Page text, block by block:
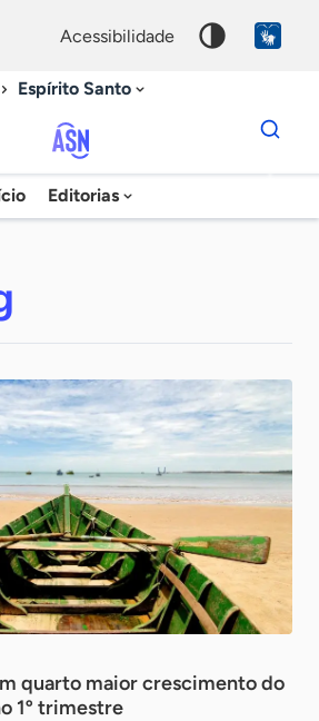
acessibilidade
Espírito Santo
Agência
Sebrae
Editorias
Dados
para
chave
quarto maior crescimento do
1º trimestre